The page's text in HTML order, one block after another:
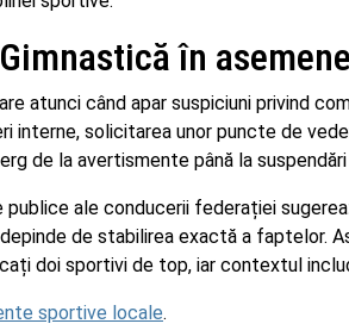
în
atunci când apar suspiciuni privind
interne, solicitarea unor puncte de
de la avertismente până la
publice ale conducerii federației
de stabilirea exactă a faptelor.
doi sportivi de top, iar contextul
sportive locale.